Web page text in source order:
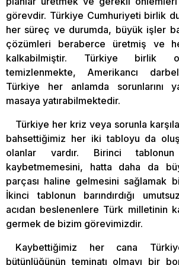
görevdir. Türkiye Cumhuriyeti birlik
her süreç ve durumda, büyük işler
çözümleri beraberce üretmiş ve
kalkabilmiştir. Türkiye birlik
temizlenmekte, Amerikancı
Türkiye her anlamda sorunlarını
masaya yatırabilmektedir.
Türkiye her kriz veya sorunla
bahsettiğimiz her iki tabloyu da
olanlar vardır. Birinci
kaybetmemesini, hatta daha da
parçası haline gelmesini sağlamak
İkinci tablonun barındırdığı
acıdan beslenenlere Türk milletinin
germek de bizim görevimizdir.
Kaybettiğimiz her cana
bütünlüğünün teminatı olmayı bir